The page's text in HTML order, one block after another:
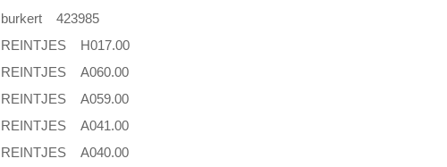
burkert 423985
REINTJES H017.00
REINTJES A060.00
REINTJES A059.00
REINTJES A041.00
REINTJES A040.00